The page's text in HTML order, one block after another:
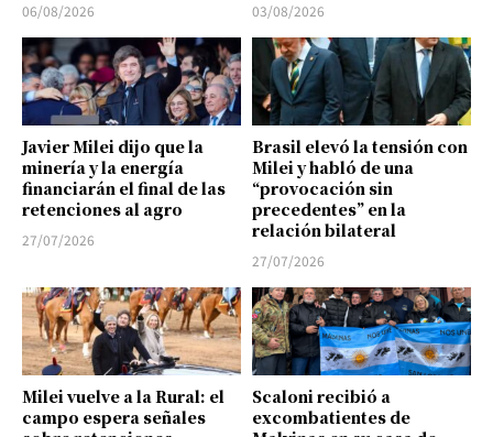
06/08/2026 03/08/2026
Javier Milei dijo que la
minería y la energía
financiarán el final de las
retenciones al agro
27/07/2026
Brasil elevó la tensión con
Milei y habló de una
“provocación sin
precedentes” en la
relación bilateral
27/07/2026
Milei vuelve a la Rural: el
campo espera señales
Scaloni recibió a
excombatientes de